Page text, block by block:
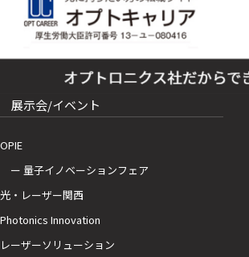
展示会/イベント
OPIE
ー 量子イノベーションフェア
光・レーザー関西
Photonics Innovation
レーザーソリューション